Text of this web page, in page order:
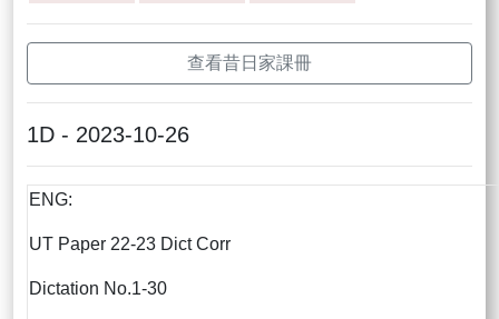
查看昔日家課冊
1D - 2023-10-26
ENG:
UT Paper 22-23 Dict Corr
Dictation No.1-30